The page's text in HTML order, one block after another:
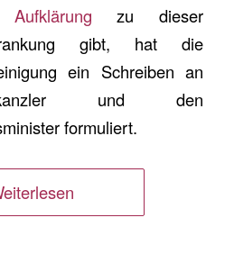
Aufklärung zu dieser
gibt, hat die
ein Schreiben an
und den
formuliert.